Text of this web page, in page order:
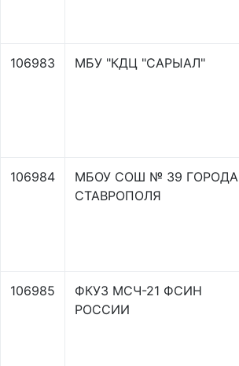
106983 МБУ "КДЦ "САРЫАЛ"
106984
МБОУ СОШ № 39 ГОРОДА
СТАВРОПОЛЯ
106985
ФКУЗ МСЧ-21 ФСИН
РОССИИ